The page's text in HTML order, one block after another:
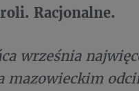
Racjonalne.
września
mazowieckim